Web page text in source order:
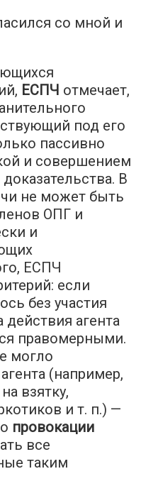
со мной и
ЕСПЧ отмечает,
под его
пассивно
и совершением
В
не может быть
ОПГ и
и
ЕСПЧ
если
без участия
действия агента
правомерными.
могло
(например,
взятку,
и т. п.) —
провокации
все
таким